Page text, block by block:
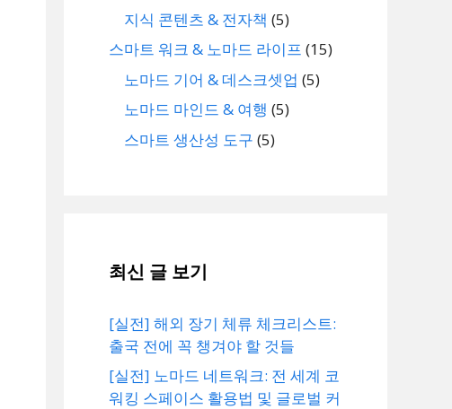
지식 콘텐츠 & 전자책 (5)
스마트 워크 & 노마드 라이프 (15)
노마드 기어 & 데스크셋업 (5)
노마드 마인드 & 여행 (5)
스마트 생산성 도구 (5)
최신 글 보기
[실전] 해외 장기 체류 체크리스트:
출국 전에 꼭 챙겨야 할 것들
[실전] 노마드 네트워크: 전 세계 코
워킹 스페이스 활용법 및 글로벌 커